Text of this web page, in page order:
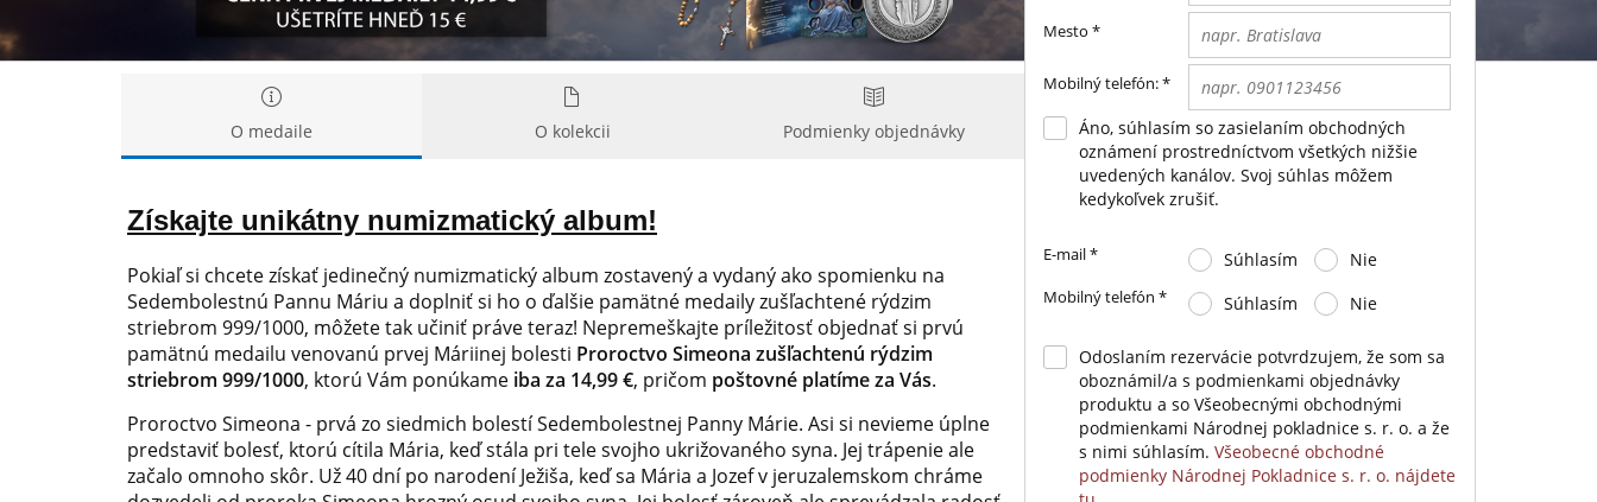
O medaile O kolekcii Podmienky objednávky
Získajte unikátny numizmatický album!
Pokiaľ si chcete získať jedinečný numizmatický album zostavený a vydaný ako spomienku na
Sedembolestnú Pannu Máriu a doplniť si ho o ďalšie pamätné medaily zušľachtené rýdzim
striebrom 999/1000, môžete tak učiniť práve teraz! Nepremeškajte príležitosť objednať si prvú
pamätnú medailu venovanú prvej Máriinej bolesti Proroctvo Simeona zušľachtenú rýdzim
striebrom 999/1000, ktorú Vám ponúkame iba za 14,99 €, pričom poštovné platíme za Vás.
Proroctvo Simeona - prvá zo siedmich bolestí Sedembolestnej Panny Márie. Asi si nevieme úplne
predstaviť bolesť, ktorú cítila Mária, keď stála pri tele svojho ukrižovaného syna. Jej trápenie ale
začalo omnoho skôr. Už 40 dní po narodení Ježiša, keď sa Mária a Jozef v jeruzalemskom chráme
Mesto *
Mobilný telefón:*
Áno, súhlasím so zasielaním obchodných
oznámení prostredníctvom všetkých nižšie
uvedených kanálov. Svoj súhlas môžem
kedykoľvek zrušiť.
E-mail* Súhlasím Nie
Mobilný telefón * Súhlasím Nie
Odoslaním rezervácie potvrdzujem, že som sa
oboznámil/a s podmienkami objednávky
produktu a so Všeobecnými obchodnými
podmienkami Národnej pokladnice s. r. o. a že
s nimi súhlasím. Všeobecné obchodné
podmienky Národnej Pokladnice s. r. o. nájdete